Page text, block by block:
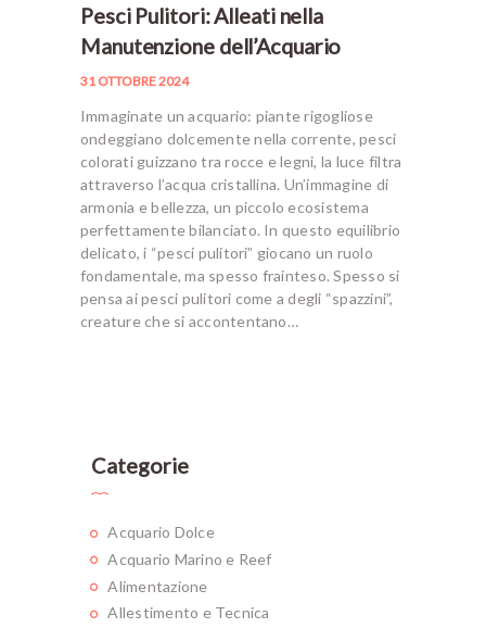
Pesci Pulitori: Alleati nella
Manutenzione dell’Acquario
31 OTTOBRE 2024
Immaginate un acquario: piante rigogliose
ondeggiano dolcemente nella corrente, pesci
colorati guizzano tra rocce e legni, la luce filtra
attraverso l’acqua cristallina. Un’immagine di
armonia e bellezza, un piccolo ecosistema
perfettamente bilanciato. In questo equilibrio
delicato, i “pesci pulitori” giocano un ruolo
fondamentale, ma spesso frainteso. Spesso si
pensa ai pesci pulitori come a degli “spazzini”,
creature che si accontentano…
Categorie
Acquario Dolce
Acquario Marino e Reef
Alimentazione
Allestimento e Tecnica